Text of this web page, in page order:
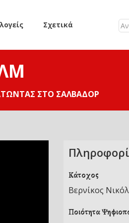
Σχετικά
ΣΤΟ ΣΑΛΒΑΔΌΡ
Κάτοχος
Βερνίκος
Ποιότητα